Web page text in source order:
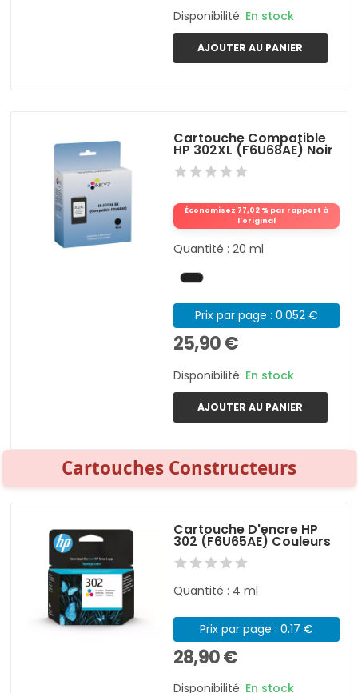
Disponibilité: En stock
AJOUTER AU PANIER
Cartouche Compatible
HP 302XL (F6U68AE) Noir
Économisez 77,02 % par rapport à
l'original
Quantité : 20 ml
Prix par page : 0.052 €
25,90 €
Disponibilité: En stock
AJOUTER AU PANIER
Cartouches Constructeurs
Cartouche D'encre HP
302 (F6U65AE) Couleurs
Quantité : 4 ml
Prix par page : 0.17 €
28,90 €
Disponibilité: En stock